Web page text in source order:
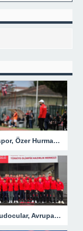
Bursaspor, Özer Hurmacı’yla 4 maçta 10 puan topladı
Genç judocular, Avrupa Kupası’nda madalya mücadelesi verecek